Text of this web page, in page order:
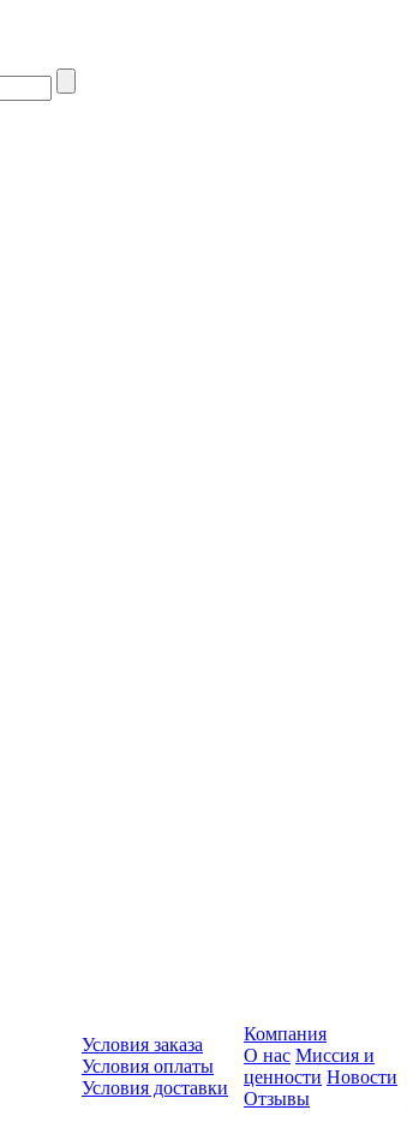
Условия заказа
Условия оплаты
Условия доставки
Компания
О нас Миссия и
ценности Новости
Отзывы